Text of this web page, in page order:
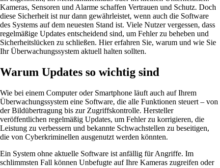
Kameras, Sensoren und Alarme schaffen Vertrauen und Schutz. Doch
diese Sicherheit ist nur dann gewährleistet, wenn auch die Software
des Systems auf dem neuesten Stand ist. Viele Nutzer vergessen, dass
regelmäßige Updates entscheidend sind, um Fehler zu beheben und
Sicherheitslücken zu schließen. Hier erfahren Sie, warum und wie Sie
Ihr Überwachungssystem aktuell halten sollten.
Warum Updates so wichtig sind
Wie bei einem Computer oder Smartphone läuft auch auf Ihrem
Überwachungssystem eine Software, die alle Funktionen steuert – von
der Bildübertragung bis zur Zugriffskontrolle. Hersteller
veröffentlichen regelmäßig Updates, um Fehler zu korrigieren, die
Leistung zu verbessern und bekannte Schwachstellen zu beseitigen,
die von Cyberkriminellen ausgenutzt werden könnten.
Ein System ohne aktuelle Software ist anfällig für Angriffe. Im
schlimmsten Fall können Unbefugte auf Ihre Kameras zugreifen oder